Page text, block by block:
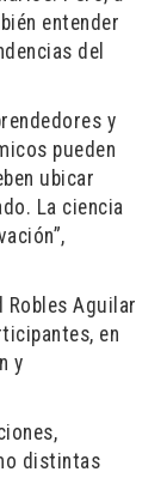
entender
del
y
pueden
ubicar
La ciencia
Robles Aguilar
en
y
distintas